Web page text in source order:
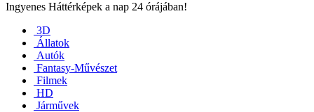
Ingyenes Háttérképek a nap 24 órájában!
3D
Állatok
Autók
Fantasy-Művészet
Filmek
HD
Járművek